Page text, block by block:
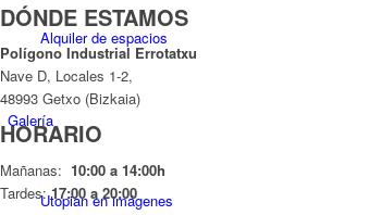
Alquiler de espacios
Galería
Utopian en imágenes
DÓNDE ESTAMOS
Polígono Industrial Errotatxu
Nave D, Locales 1-2,
48993 Getxo (Bizkaia)
HORARIO
Mañanas: 10:00 a 14:00h
Tardes:17:00 a 20:00